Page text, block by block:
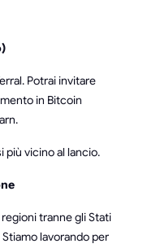
Potrai invitare
in Bitcoin
più vicino al lancio.
tranne gli Stati
lavorando per